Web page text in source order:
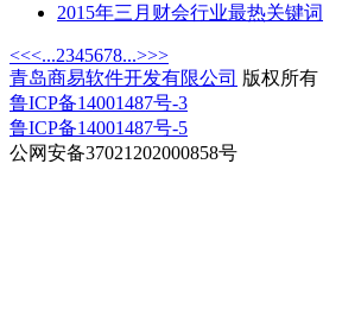
2015年三月财会行业最热关键词
<<<...2345678...>>>
青岛商易软件开发有限公司 版权所有
鲁ICP备14001487号-3
鲁ICP备14001487号-5
公网安备37021202000858号